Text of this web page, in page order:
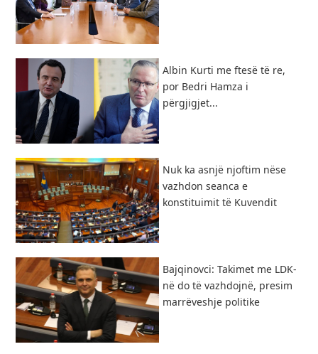
Albin Kurti me ftesë të re,
por Bedri Hamza i
përgjigjet...
Nuk ka asnjë njoftim nëse
vazhdon seanca e
konstituimit të Kuvendit
Bajqinovci: Takimet me LDK-
në do të vazhdojnë, presim
marrëveshje politike